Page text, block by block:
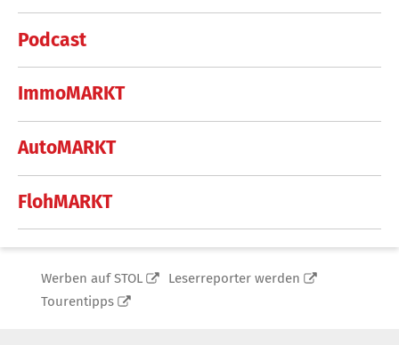
Podcast
ImmoMARKT
AutoMARKT
FlohMARKT
Werben auf STOL
Leserreporter werden
Tourentipps